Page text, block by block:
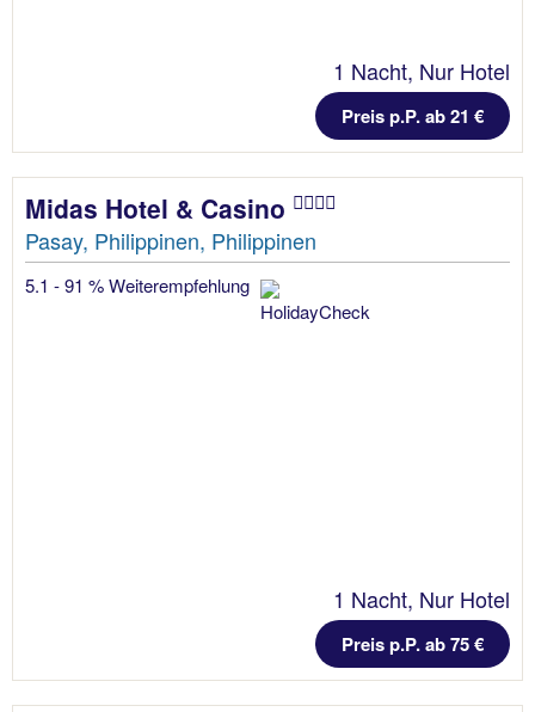
1 Nacht, Nur Hotel
Preis p.P. ab 21 €
Midas Hotel & Casino
Pasay, Philippinen, Philippinen
5.1 - 91 % Weiterempfehlung
1 Nacht, Nur Hotel
Preis p.P. ab 75 €